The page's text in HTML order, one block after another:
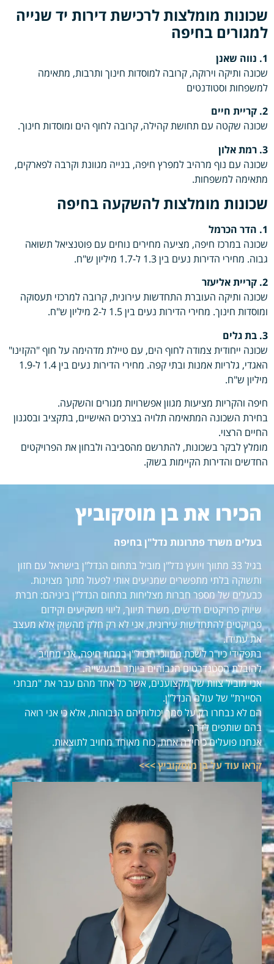
שכונות מומלצות לרכישת דירות יד שנייה
למגורים בחיפה
1. נווה שאנן
שכונה ותיקה וירוקה, קרובה למוסדות חינוך ותרבות, מתאימה
למשפחות וסטודנטים
2. קריית חיים
שכונה שקטה עם תחושת קהילה, קרובה לחוף הים ומוסדות חינוך.
3. רמת אלון
שכונה עם נוף מרהיב למפרץ חיפה, בנייה מגוונת וקרבה לפארקים,
מתאימה למשפחות.
שכונות מומלצות להשקעה בחיפה
1. הדר הכרמל
שכונה במרכז חיפה, מציעה מחירים נוחים עם פוטנציאל תשואה
גבוה. מחירי הדירות נעים בין 1.3 ל-1.7 מיליון ש"ח.
2. קריית אליעזר
שכונה ותיקה העוברת התחדשות עירונית, קרובה למרכזי תעסוקה
ומוסדות חינוך. מחירי הדירות נעים בין 1.5 ל-2 מיליון ש"ח.
3. בת גלים
שכונה ייחודית צמודה לחוף הים, עם טיילת מדהימה על חוף "הקזינו"
האגדי, גלריות אמנות ובתי קפה. מחירי הדירות נעים בין 1.4 ל-1.9
מיליון ש"ח.
חיפה והקריות מציעות מגוון אפשרויות מגורים והשקעה.
בחירת השכונה המתאימה תלויה בצרכים האישיים, בתקציב ובסגנון
החיים הרצוי.
מומלץ לבקר בשכונות, להתרשם מהסביבה ולבחון את הפרויקטים
החדשים והדירות הקיימות בשוק.
הכירו את בן מוסקוביץ
בעלים משרד פתרונות נדל"ן בחיפה
בגיל 33 מתווך ויועץ נדל"ן מוביל בתחום הנדל"ן בישראל עם חזון
ותשוקה בלתי מתפשרים שמניעים אותי לפעול מתוך מצוינות.
כבעלים של מספר חברות מצליחות בתחום הנדל"ן ביניהם: חברת
שיווק פרויקטים חדשים, משרד תיווך, ליווי משקיעים וקידום
פרויקטים להתחדשות עירונית, אני לא רק חלק מהשוק אלא מעצב
את עתידו.
בתפקידי כיו"ר לשכת מתווכי הנדל"ן במחוז חיפה, אני מחויב
להובלת הסטנדרטים הגבוהים ביותר בתעשייה.
אני מוביל צוות של מקצוענים, אשר כל אחד מהם עבר את "מבחני
הסיירת" של עולם הנדל"ן.
הם לא נבחרו רק על סמך יכולותיהם הגבוהות, אלא כי אני רואה
בהם שותפים לדרך.
אנחנו פועלים כיחידה אחת, כוח מאוחד מחויב לתוצאות.
קראו עוד על בן מוסקוביץ >>>